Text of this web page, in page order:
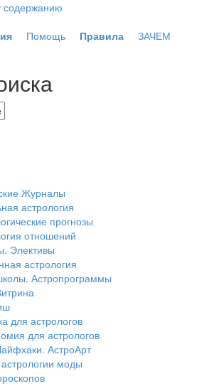
содержанию
Помощь Правила
ЗАЧЕМ
Журналы
астрология
прогнозы
отношений
Элективы
астрология
Астропрограммы
для астрологов
для астрологов
АстроАрт
моды